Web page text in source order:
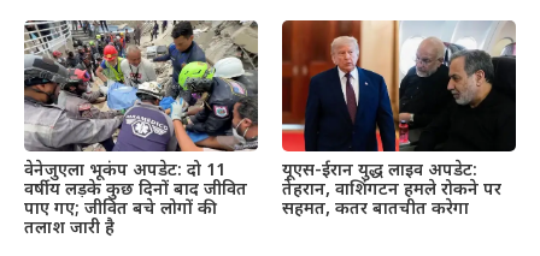
वेनेजुएला भूकंप अपडेट: दो 11
वर्षीय लड़के कुछ दिनों बाद जीवित
पाए गए; जीवित बचे लोगों की
तलाश जारी है
यूएस-ईरान युद्ध लाइव अपडेट:
तेहरान, वाशिंगटन हमले रोकने पर
सहमत, कतर बातचीत करेगा